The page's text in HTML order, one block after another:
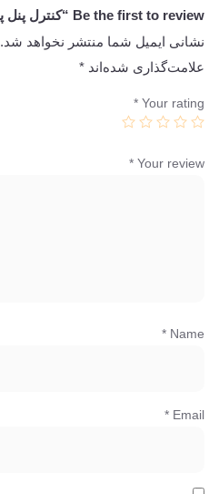
Be the first to review “کنترل پنل پژو 206 تیپ 5”
نشانی ایمیل شما منتشر نخواهد شد.
علامت‌گذاری شده‌اند *
Your rating
*
Your review
*
Name
*
Email
*